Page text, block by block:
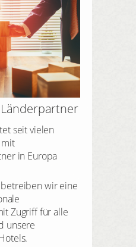
seit vielen
in Europa
wir eine
Zugriff für alle
unsere